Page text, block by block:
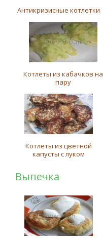
Антикризисные котлетки
Котлеты из кабачков на
пару
Котлеты из цветной
капусты с луком
Выпечка